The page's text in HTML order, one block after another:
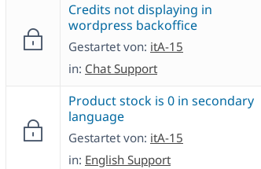
Credits not displaying in
wordpress backoffice
Gestartet von: itA-15
in: Chat Support
Product stock is 0 in secondary
language
Gestartet von: itA-15
in: English Support